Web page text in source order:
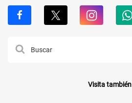
Visita también